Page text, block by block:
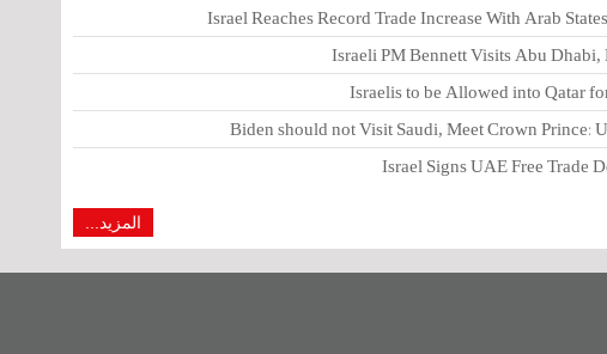
Israel Reaches Record Trade Increase With Arab
Israeli PM Bennett Visits Abu
Israelis to be Allowed into Qatar
Biden should not Visit Saudi, Meet Crown Prince:
Israel Signs UAE Free Trade
المزيد...